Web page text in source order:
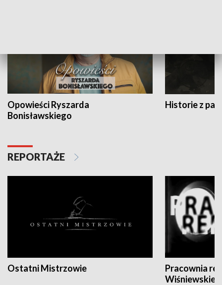
Opowieści Ryszarda
Bonisławskiego
Historie z
REPORTAŻE
Ostatni Mistrzowie
Pracownia